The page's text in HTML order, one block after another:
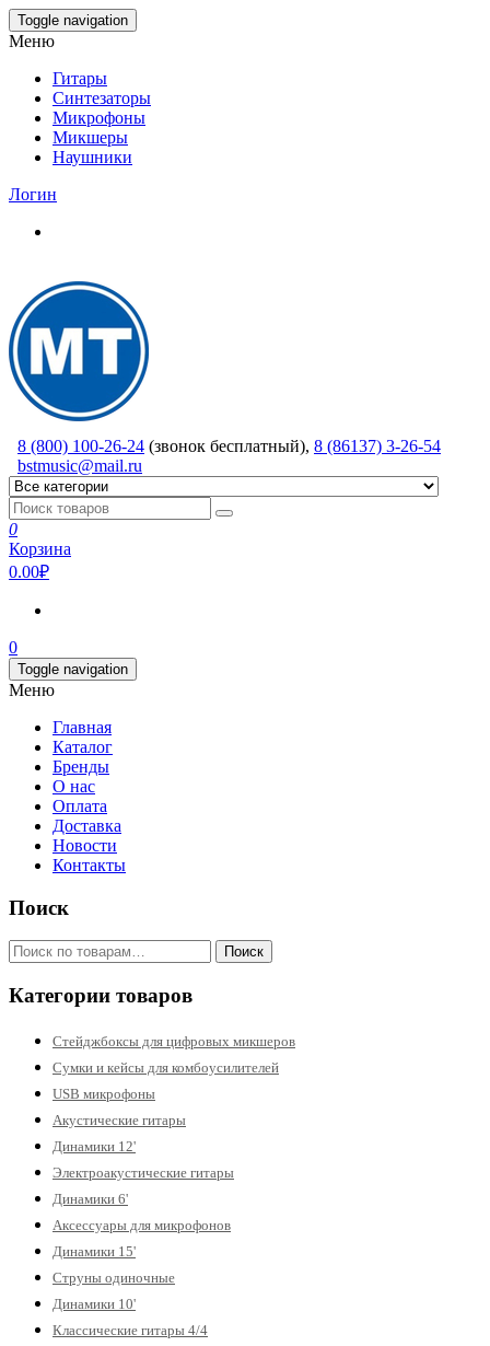
Skip
to
content
Toggle navigation
Меню
Гитары
Синтезаторы
Микрофоны
Микшеры
Наушники
Логин
8 (800) 100-26-24 (звонок бесплатный), 8 (86137) 3-26-54
bstmusic@mail.ru
0
Корзина
0.00₽
0
Toggle navigation
Меню
Главная
Каталог
Бренды
О нас
Оплата
Доставка
Новости
Контакты
Поиск
Искать: Поиск
Категории товаров
Стейджбоксы для цифровых микшеров
Сумки и кейсы для комбоусилителей
USB микрофоны
Акустические гитары
Динамики 12'
Электроакустические гитары
Динамики 6'
Аксессуары для микрофонов
Динамики 15'
Струны одиночные
Динамики 10'
Классические гитары 4/4